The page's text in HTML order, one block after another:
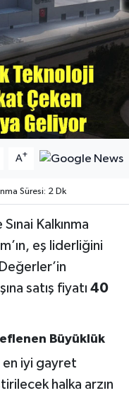
A+
Süresi: 2 Dk
Kalkınma
eş liderliğini
satış fiyatı 40
Büyüklük
iyi gayret
halka arzın